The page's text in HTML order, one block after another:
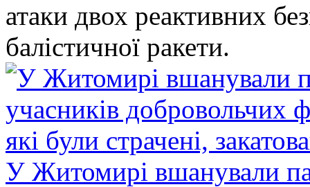
атаки двох реактивних
балістичної ракети.
У Житомирі вшанували